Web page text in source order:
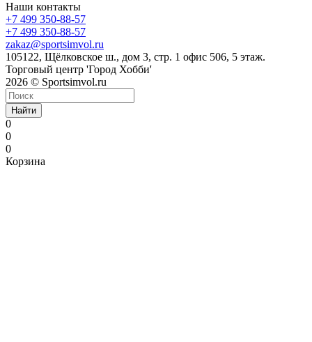
Наши контакты
+7 499 350-88-57
+7 499 350-88-57
zakaz@sportsimvol.ru
105122, Щёлковское ш., дом 3, стр. 1 офис 506, 5 этаж.
Торговый центр 'Город Хобби'
2026 © Sportsimvol.ru
Найти
0
0
0
Корзина